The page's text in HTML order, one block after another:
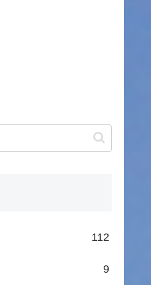
112
9